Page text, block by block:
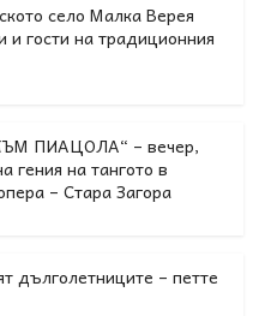
село Малка Верея
и гости на традиционния
ПИАЦОЛА“ – вечер,
гения на тангото в
– Стара Загора
дълголетниците – петте